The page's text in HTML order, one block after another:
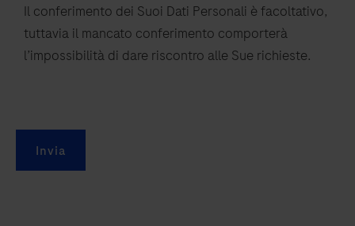
Il conferimento dei Suoi Dati Personali è facoltativo,
tuttavia il mancato conferimento comporterà
l’impossibilità di dare riscontro alle Sue richieste.
Invia